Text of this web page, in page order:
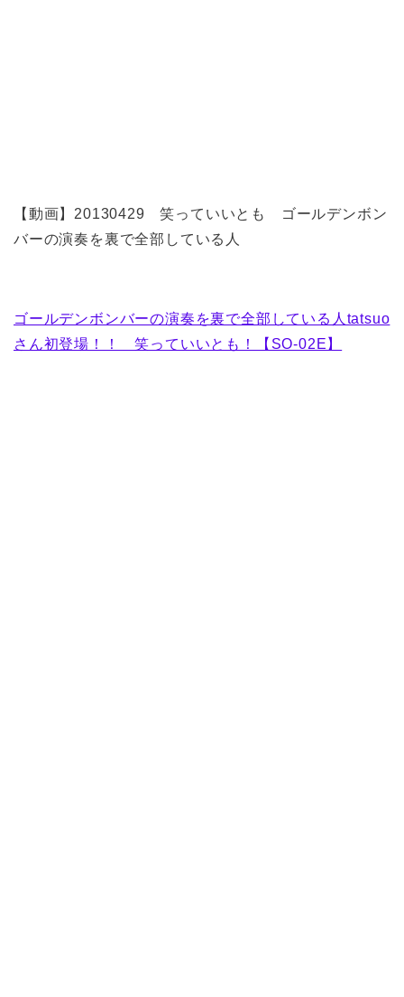
【動画】20130429 笑っていいとも ゴールデンボン
バーの演奏を裏で全部している人
ゴールデンボンバーの演奏を裏で全部している人tatsuo
さん初登場！！ 笑っていいとも！【SO-02E】